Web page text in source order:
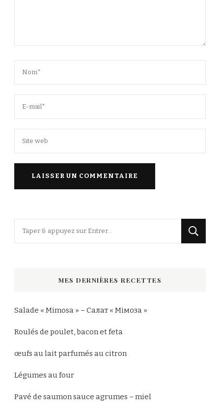
MES DERNIÈRES RECETTES
Salade « Mimosa » – Салат « Мімоза »
Roulés de poulet, bacon et feta
œufs au lait parfumés au citron
Légumes au four
Pavé de saumon sauce agrumes – miel